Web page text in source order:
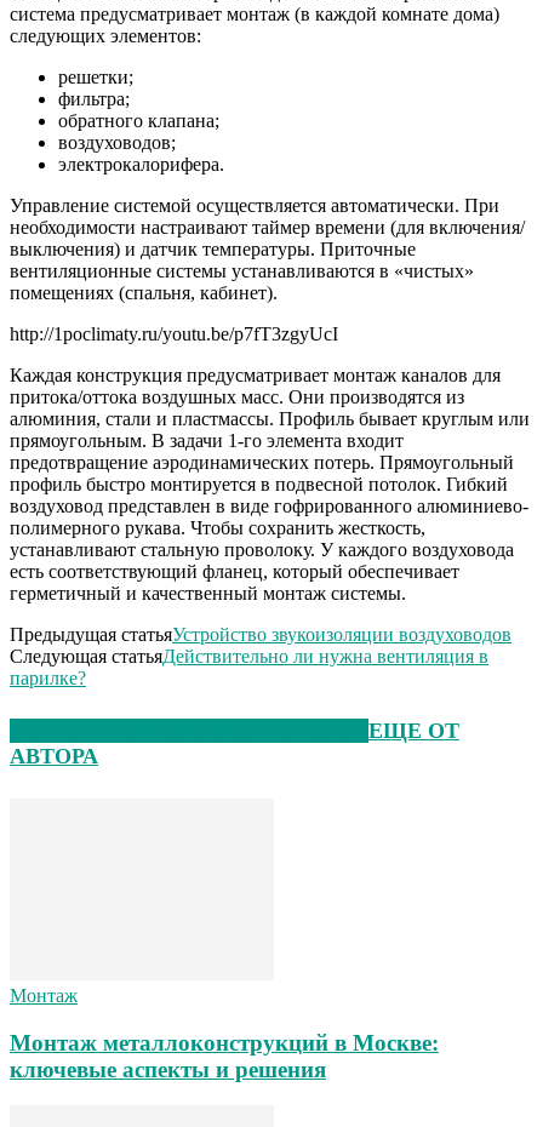
система предусматривает монтаж (в каждой комнате дома)
следующих элементов:
решетки;
фильтра;
обратного клапана;
воздуховодов;
электрокалорифера.
Управление системой осуществляется автоматически. При
необходимости настраивают таймер времени (для включения/
выключения) и датчик температуры. Приточные
вентиляционные системы устанавливаются в «чистых»
помещениях (спальня, кабинет).
http://1poclimaty.ru/youtu.be/p7fT3zgyUcI
Каждая конструкция предусматривает монтаж каналов для
притока/оттока воздушных масс. Они производятся из
алюминия, стали и пластмассы. Профиль бывает круглым или
прямоугольным. В задачи 1-го элемента входит
предотвращение аэродинамических потерь. Прямоугольный
профиль быстро монтируется в подвесной потолок. Гибкий
воздуховод представлен в виде гофрированного алюминиево-
полимерного рукава. Чтобы сохранить жесткость,
устанавливают стальную проволоку. У каждого воздуховода
есть соответствующий фланец, который обеспечивает
герметичный и качественный монтаж системы.
Предыдущая статьяУстройство звукоизоляции воздуховодов
Следующая статьяДействительно ли нужна вентиляция в
парилке?
ЕЩЕ ОТ
АВТОРА
Монтаж
Монтаж металлоконструкций в Москве:
ключевые аспекты и решения